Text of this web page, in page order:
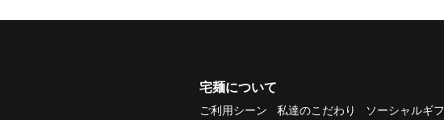
宅麺について
ご利用シーン 私達のこだわり ソーシャルギ